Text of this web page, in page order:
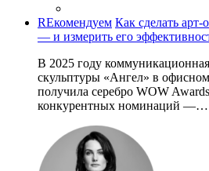
REкомендуем Как сделать арт-
— и измерить его
В 2025 году
скульптуры «Ангел» в
получила серебро WOW
конкурентных номинаций —…